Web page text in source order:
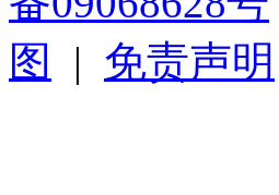
图
| 免责声明